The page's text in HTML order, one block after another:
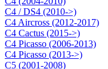
C4 / DS4 (2010->)
C4 Aircross (2012-2017)
C4 Cactus (2015->)
C4 Picasso (2006-2013)
C4 Picasso (2013->)
C5 (2001-2008)